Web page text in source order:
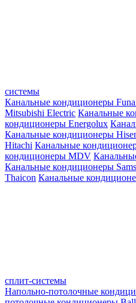
системы
Канальные кондиционеры
Mitsubishi Electric Канальные
кондиционеры Energolux
Канальные кондиционеры
Hitachi Канальные
кондиционеры MDV
Канальные кондиционеры
Thaicon Канальные
сплит-системы
Напольно-потолочные